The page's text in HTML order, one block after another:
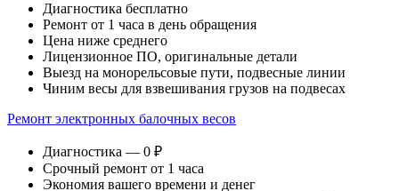
Диагностика бесплатно
Ремонт от 1 часа в день обращения
Цена ниже среднего
Лицензионное ПО, оригинальные детали
Выезд на монорельсовые пути, подвесные линии
Чиним весы для взвешивания грузов на подвесах
Ремонт электронных балочных весов
Диагностика — 0 ₽
Срочный ремонт от 1 часа
Экономия вашего времени и денег